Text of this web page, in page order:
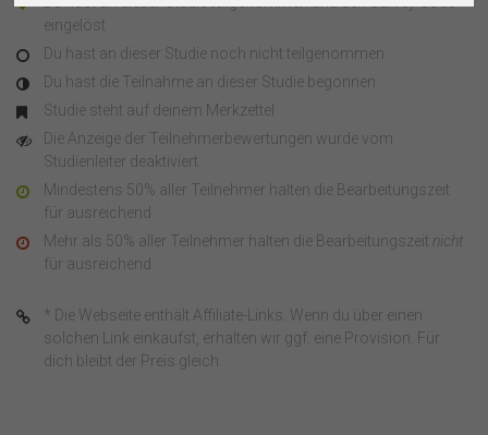
eingelöst
Du hast an dieser Studie noch nicht teilgenommen
Du hast die Teilnahme an dieser Studie begonnen
Studie steht auf deinem Merkzettel
Die Anzeige der Teilnehmerbewertungen wurde vom
Studienleiter deaktiviert
Mindestens 50% aller Teilnehmer halten die Bearbeitungszeit
für ausreichend
Mehr als 50% aller Teilnehmer halten die Bearbeitungszeit nicht
für ausreichend
* Die Webseite enthält Affiliate-Links. Wenn du über einen
solchen Link einkaufst, erhalten wir ggf. eine Provision. Für
dich bleibt der Preis gleich.